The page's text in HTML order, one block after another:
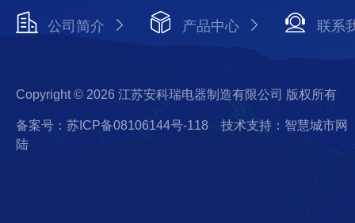
公司简介 产品中心 联系
Copyright © 2026 江苏安科瑞电器制造有限公司 版权所有
备案号：苏ICP备08106144号-118
技术支持：智慧城市网
陆